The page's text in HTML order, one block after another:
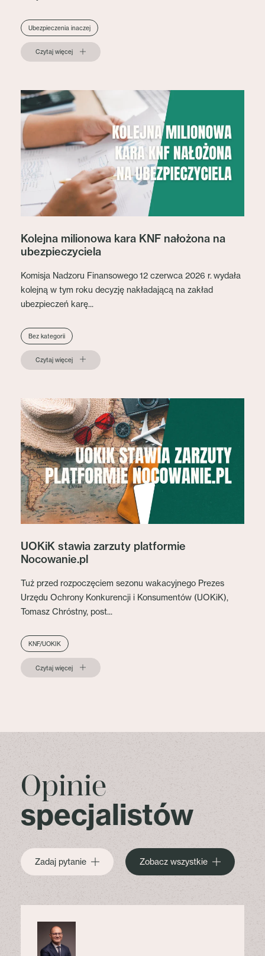
Ubezpieczenia inaczej
Czytaj więcej
Kolejna milionowa kara KNF nałożona na
ubezpieczyciela
Komisja Nadzoru Finansowego 12 czerwca 2026 r. wydała
kolejną w tym roku decyzję nakładającą na zakład
ubezpieczeń karę...
Bez kategorii
Czytaj więcej
UOKiK stawia zarzuty platformie
Nocowanie.pl
Tuż przed rozpoczęciem sezonu wakacyjnego Prezes
Urzędu Ochrony Konkurencji i Konsumentów (UOKiK),
Tomasz Chróstny, post...
KNF/UOKIK
Czytaj więcej
Opinie
specjalistów
Zadaj pytanie Zobacz wszystkie